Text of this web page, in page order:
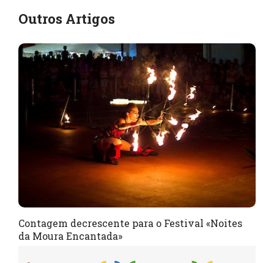
Outros Artigos
Contagem decrescente para o Festival «Noites
da Moura Encantada»